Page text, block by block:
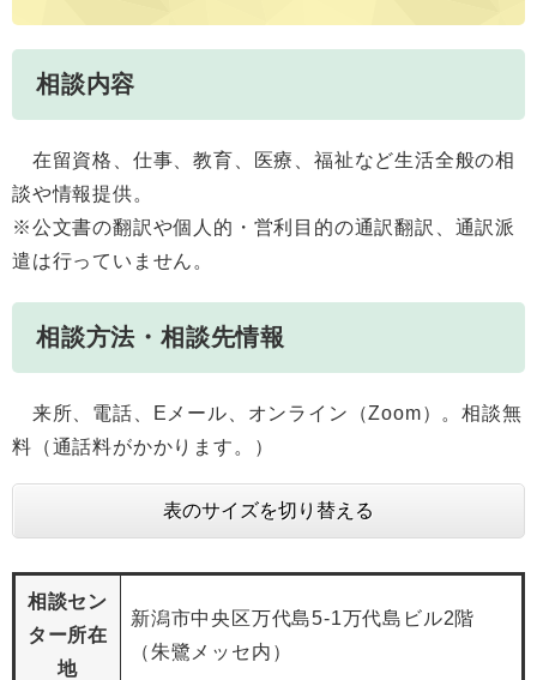
相談内容
在留資格、仕事、教育、医療、福祉など生活全般の相
談や情報提供。
※公文書の翻訳や個人的・営利目的の通訳翻訳、通訳派
遣は行っていません。
相談方法・相談先情報
来所、電話、Eメール、オンライン（Zoom）。相談無
料（通話料がかかります。）
表のサイズを切り替える
相談セン
ター所在
地
新潟市中央区万代島5-1万代島ビル2階
（朱鷺メッセ内）